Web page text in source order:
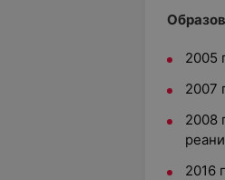
2005
2007
2008
2016